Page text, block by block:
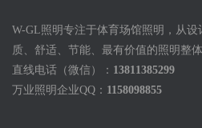
W-GL照明专注于体育场馆照明，从
质、舒适、节能、最有价值的照明整体
直线电话（微信）： 13811385299
万业照明企业QQ： 1158098855